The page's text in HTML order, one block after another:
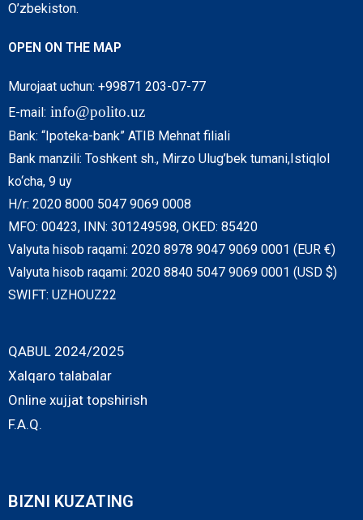
O’zbekiston.
OPEN ON THE MAP
Murojaat uchun: +99871 203-07-77
E-mail: info@polito.uz
Bank: “Ipoteka-bank” ATIB Mehnat filiali
Bank manzili: Toshkent sh., Mirzo Ulug’bek tumani,Istiqlol
ko‘cha, 9 uy
H/r: 2020 8000 5047 9069 0008
MFO: 00423, INN: 301249598, OKED: 85420
Valyuta hisob raqami: 2020 8978 9047 9069 0001 (EUR €)
Valyuta hisob raqami: 2020 8840 5047 9069 0001 (USD $)
SWIFT: UZHOUZ22
QABUL 2024/2025
Xalqaro talabalar
Online xujjat topshirish
F.A.Q.
BIZNI KUZATING